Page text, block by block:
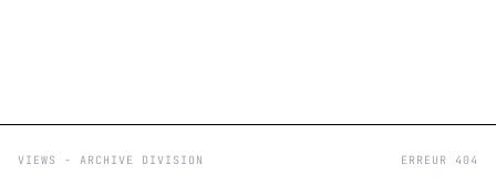
VIEWS - ARCHIVE DIVISION ERREUR 404